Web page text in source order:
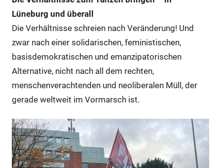
Lüneburg und überall
Die Verhältnisse schreien nach Veränderung! Und
zwar nach einer solidarischen, feministischen,
basisdemokratischen und emanzipatorischen
Alternative, nicht nach all dem rechten,
menschenverachtenden und neoliberalen Müll, der
gerade weltweit im Vormarsch ist.